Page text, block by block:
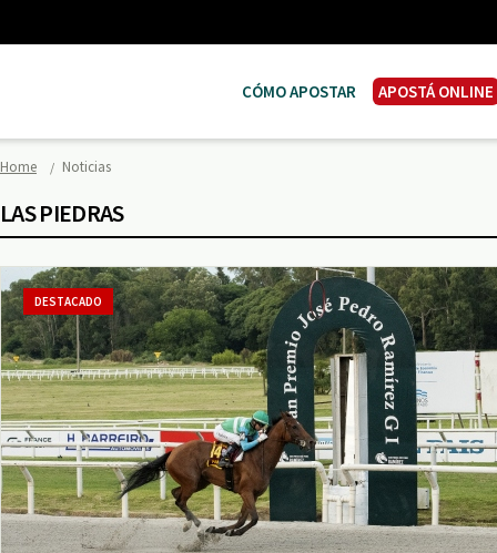
CÓMO APOSTAR APOSTÁ ONLINE
Home Noticias
LAS PIEDRAS
DESTACADO